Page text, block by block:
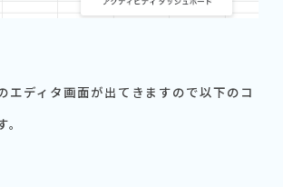
エディタ画面が出てきますので以下のコ